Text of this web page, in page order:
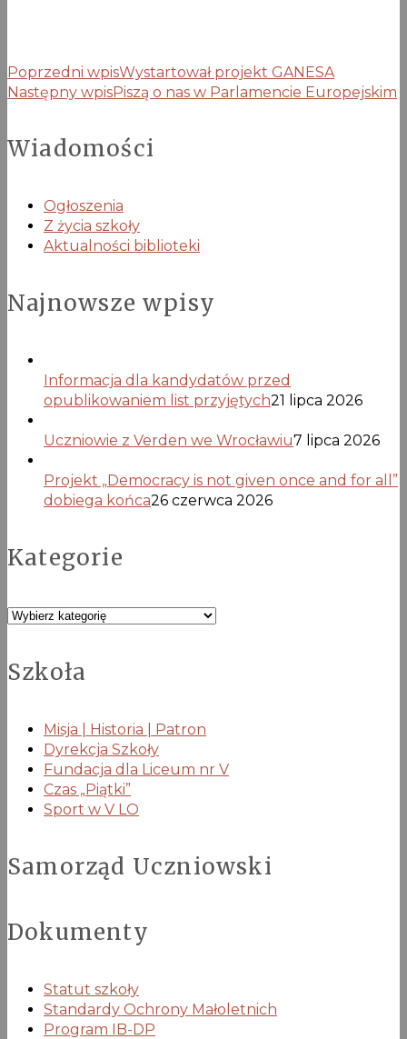
Poprzedni wpisWystartował projekt GANESA
Następny wpisPiszą o nas w Parlamencie Europejskim
Wiadomości
Ogłoszenia
Z życia szkoły
Aktualności biblioteki
Najnowsze wpisy
Informacja dla kandydatów przed
opublikowaniem list przyjętych21 lipca 2026
Uczniowie z Verden we Wrocławiu7 lipca 2026
Projekt „Democracy is not given once and for all”
dobiega końca26 czerwca 2026
Kategorie
Kategorie
Szkoła
Misja | Historia | Patron
Dyrekcja Szkoły
Fundacja dla Liceum nr V
Czas „Piątki”
Sport w V LO
Samorząd Uczniowski
Dokumenty
Statut szkoły
Standardy Ochrony Małoletnich
Program IB-DP